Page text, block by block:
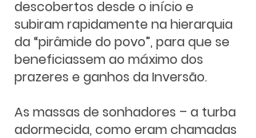
descobertos desde o início e
subiram rapidamente na hierarquia
da “pirâmide do povo”, para que se
beneficiassem ao máximo dos
prazeres e ganhos da Inversão.
As massas de sonhadores – a turba
adormecida, como eram chamadas